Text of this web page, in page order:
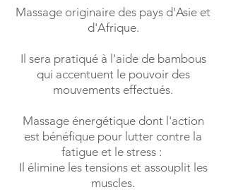
Massage originaire des pays d'Asie et
d'Afrique.
Il sera pratiqué à l'aide de bambous
qui accentuent le pouvoir des
mouvements effectués.
Massage énergétique dont l'action
est bénéfique pour lutter contre la
fatigue et le stress :
Il élimine les tensions et assouplit les
muscles.